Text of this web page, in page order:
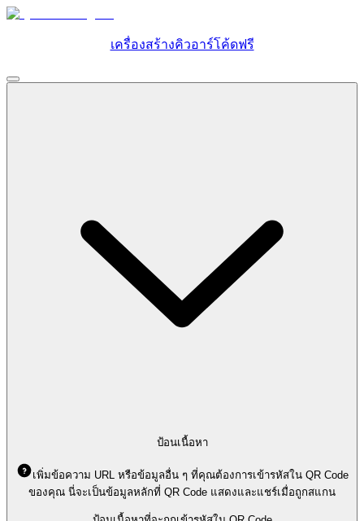
เครื่องสร้างคิวอาร์โค้ดฟรี
ป้อนเนื้อหา
เพิ่มข้อความ URL หรือข้อมูลอื่น ๆ ที่คุณต้องการเข้ารหัสใน QR Code
ของคุณ นี่จะเป็นข้อมูลหลักที่ QR Code แสดงและแชร์เมื่อถูกสแกน